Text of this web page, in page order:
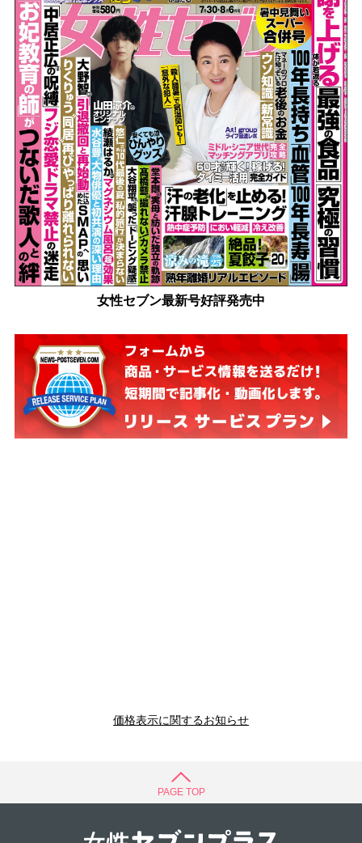
女性セブン最新号好評発売中
価格表示に関するお知らせ
PAGE TOP